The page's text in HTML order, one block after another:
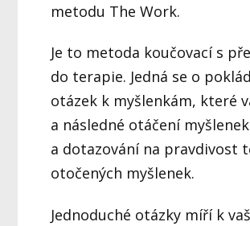
metodu The Work.
Je to metoda koučovací s
do terapie. Jedná se o
otázek k myšlenkám, které
a následné otáčení myšlenek
a dotazování na pravdivost
otočených myšlenek.
Jednoduché otázky míří k